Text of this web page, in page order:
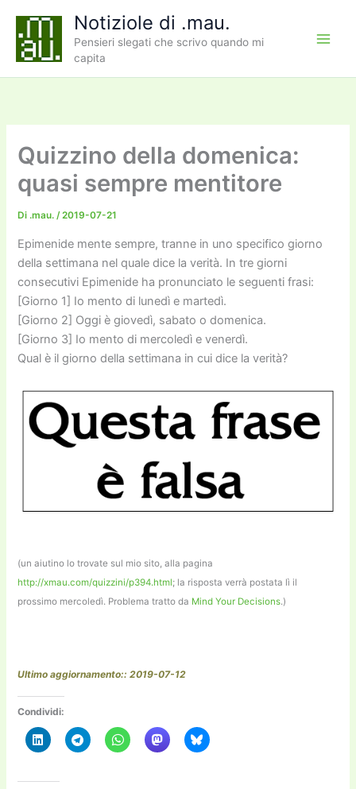
contenuto
Notiziole di .mau.
Pensieri slegati che scrivo quando mi
capita
Quizzino della domenica:
quasi sempre mentitore
Di .mau./2019-07-21
Epimenide mente sempre, tranne in uno specifico giorno
della settimana nel quale dice la verità. In tre giorni
consecutivi Epimenide ha pronunciato le seguenti frasi:
[Giorno 1] Io mento di lunedì e martedì.
[Giorno 2] Oggi è giovedì, sabato o domenica.
[Giorno 3] Io mento di mercoledì e venerdì.
Qual è il giorno della settimana in cui dice la verità?
(un aiutino lo trovate sul mio sito, alla pagina
http://xmau.com/quizzini/p394.html; la risposta verrà postata lì il
prossimo mercoledì. Problema tratto da Mind Your Decisions.)
Ultimo aggiornamento:: 2019-07-12
Condividi: